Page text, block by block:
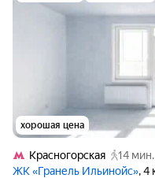
хорошая цена
Красногорская
14 мин.
ЖК «Гранель Ильинойс», 4